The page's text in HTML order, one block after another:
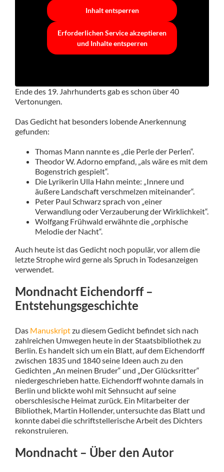
Inhalt entsperren
Erforderlichen Service akzeptieren
und Inhalte entsperren
Ende des 19. Jahrhunderts gab es schon über 40
Vertonungen.
Das Gedicht hat besonders lobende Anerkennung
gefunden:
Thomas Mann nannte es „die Perle der Perlen“.
Theodor W. Adorno empfand, „als wäre es mit dem
Bogenstrich gespielt“.
Die Lyrikerin Ulla Hahn meinte: „Innere und
äußere Landschaft verschmelzen miteinander“.
Peter Paul Schwarz sprach von „einer
Verwandlung oder Verzauberung der Wirklichkeit“.
Wolfgang Frühwald erwähnte die „orphische
Melodie der Nacht“.
Auch heute ist das Gedicht noch populär, vor allem die
letzte Strophe wird gerne als Spruch in Todesanzeigen
verwendet.
Mondnacht Eichendorff –
Entstehungsgeschichte
Das Manuskriptzu diesem Gedicht befindet sich nach
zahlreichen Umwegen heute in der Staatsbibliothek zu
Berlin. Es handelt sich um ein Blatt, auf dem Eichendorff
zwischen 1835 und 1840 seine Ideen auch zu den
Gedichten „An meinen Bruder“ und „Der Glücksritter“
niedergeschrieben hatte. Eichendorff wohnte damals in
Berlin und blickte wohl mit Sehnsucht auf seine
oberschlesische Heimat zurück. Ein Mitarbeiter der
Bibliothek, Martin Hollender, untersuchte das Blatt und
konnte dabei die schriftstellerische Arbeit des Dichters
rekonstruieren.
Mondnacht – Über den Autor